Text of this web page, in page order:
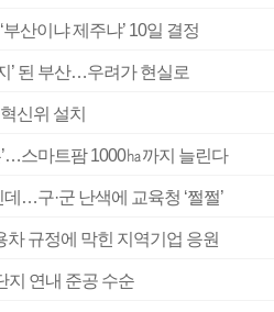
산이냐 제주냐’ 10일 결정
’ 된 부산…우려가 현실로
신위 설치
스마트팜 1000㏊까지 늘린다
…구·군 난색에 교육청 ‘쩔쩔’
규정에 막힌 지역기업 응원
지 연내 준공 수순